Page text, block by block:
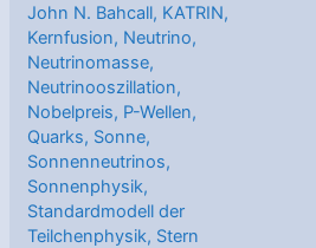
John N. Bahcall, KATRIN,
Kernfusion, Neutrino,
Neutrinomasse,
Neutrinooszillation,
Nobelpreis, P-Wellen,
Quarks, Sonne,
Sonnenneutrinos,
Sonnenphysik,
Standardmodell der
Teilchenphysik, Stern